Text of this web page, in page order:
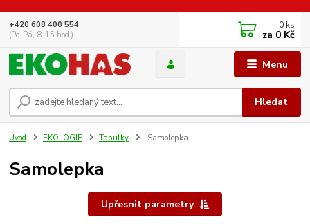
Menu
Hledat
+420 608 400 554
(Po-Pá, 8-15 hod.)
0 ks
za 0 Kč
Úvod EKOLOGIE Tabulky Samolepka
Samolepka
Upřesnit parametry